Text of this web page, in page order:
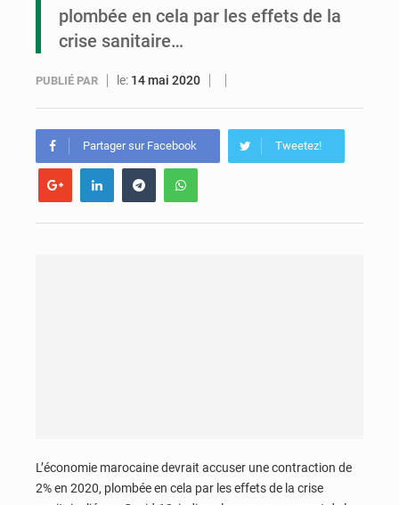
plombée en cela par les effets de la
crise sanitaire…
PUBLIÉ PAR le: 14 mai 2020
Partager sur Facebook Tweetez!
L’économie marocaine devrait accuser une contraction de
2% en 2020, plombée en cela par les effets de la crise